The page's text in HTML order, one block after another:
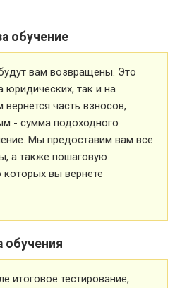
обучение
вам возвращены. Это
юридических, так и на
часть взносов,
- сумма подоходного
Мы предоставим вам все
а также пошаговую
вы вернете
обучения
итоговое тестирование,